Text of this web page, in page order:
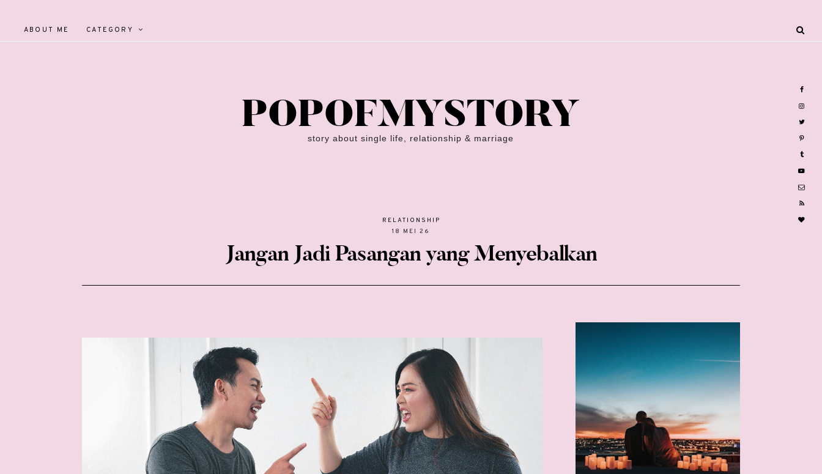
ABOUT ME CATEGORY
POPOFMYSTORY
story about single life, relationship & marriage
RELATIONSHIP
18 MEI 26
Jangan Jadi Pasangan yang Menyebalkan